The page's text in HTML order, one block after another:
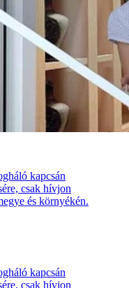
kapcsán
csak hívjon
és környékén.
kapcsán
csak hívjon